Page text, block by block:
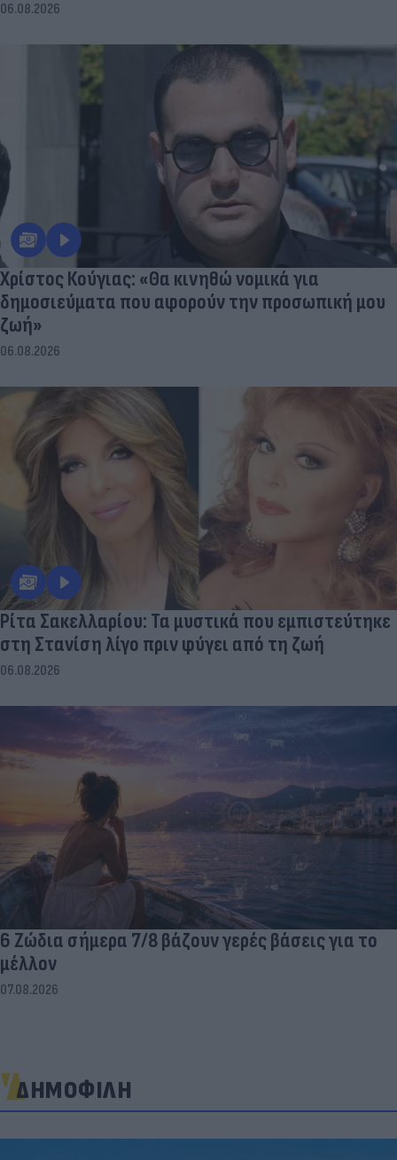
06.08.2026
Χρίστος Κούγιας: «Θα κινηθώ νομικά για
δημοσιεύματα που αφορούν την προσωπική μου
ζωή»
06.08.2026
Ρίτα Σακελλαρίου: Τα μυστικά που εμπιστεύτηκε
στη Στανίση λίγο πριν φύγει από τη ζωή
06.08.2026
6 Ζώδια σήμερα 7/8 βάζουν γερές βάσεις για το
μέλλον
07.08.2026
ΔΗΜΟΦΙΛΗ